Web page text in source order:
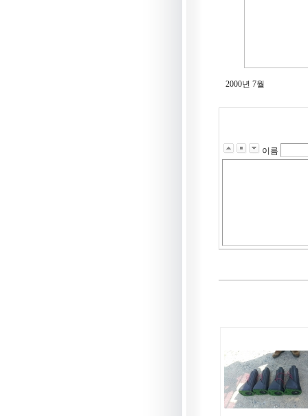
2000년 7월
이름